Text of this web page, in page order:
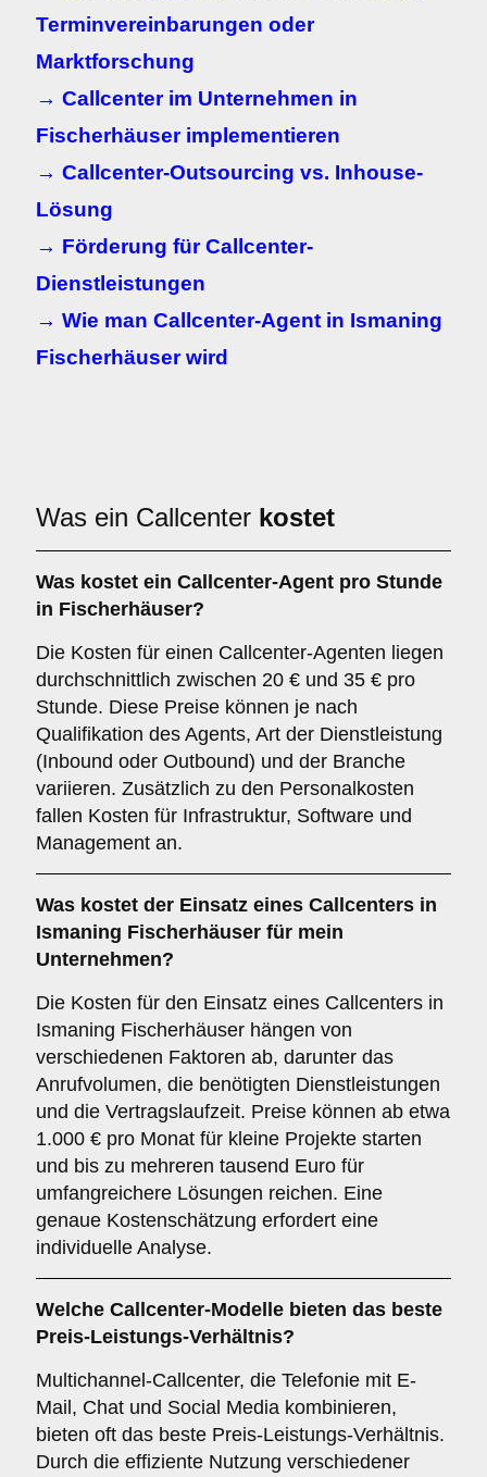
Terminvereinbarungen oder
Marktforschung
→ Callcenter im Unternehmen in
Fischerhäuser implementieren
→ Callcenter-Outsourcing vs. Inhouse-
Lösung
→ Förderung für Callcenter-
Dienstleistungen
→ Wie man Callcenter-Agent in Ismaning
Fischerhäuser wird
Was ein Callcenter kostet
Was kostet ein Callcenter-Agent pro Stunde
in Fischerhäuser?
Die Kosten für einen Callcenter-Agenten liegen
durchschnittlich zwischen 20 € und 35 € pro
Stunde. Diese Preise können je nach
Qualifikation des Agents, Art der Dienstleistung
(Inbound oder Outbound) und der Branche
variieren. Zusätzlich zu den Personalkosten
fallen Kosten für Infrastruktur, Software und
Management an.
Was kostet der Einsatz eines Callcenters in
Ismaning Fischerhäuser für mein
Unternehmen?
Die Kosten für den Einsatz eines Callcenters in
Ismaning Fischerhäuser hängen von
verschiedenen Faktoren ab, darunter das
Anrufvolumen, die benötigten Dienstleistungen
und die Vertragslaufzeit. Preise können ab etwa
1.000 € pro Monat für kleine Projekte starten
und bis zu mehreren tausend Euro für
umfangreichere Lösungen reichen. Eine
genaue Kostenschätzung erfordert eine
individuelle Analyse.
Welche Callcenter-Modelle bieten das beste
Preis-Leistungs-Verhältnis?
Multichannel-Callcenter, die Telefonie mit E-
Mail, Chat und Social Media kombinieren,
bieten oft das beste Preis-Leistungs-Verhältnis.
Durch die effiziente Nutzung verschiedener